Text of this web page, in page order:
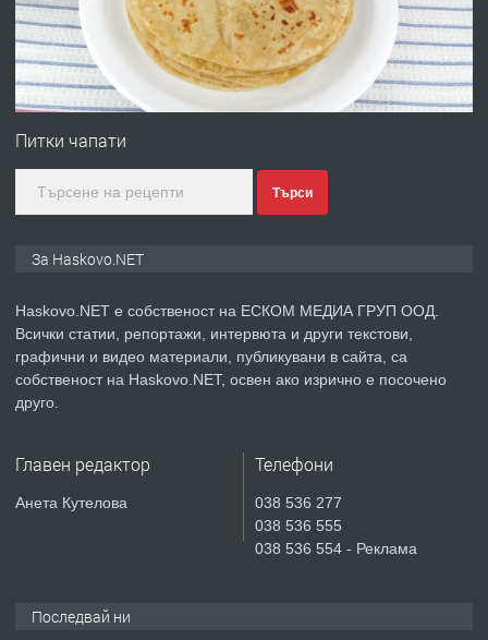
преди 3 дни
ПРЕДЛАГА
№4120 Магазин/Офис под наем в кв.
преди 4 дни
ПРЕДЛАГА
Продавам парцел в гр. Хасково кв.
СГЛОБЯВАНЕ НА МЕБЕЛИ.
Питки чапати
Търси
За Haskovo.NET
Haskovo.NET е собственост на ЕСКОМ МЕДИА ГРУП ООД.
Всички статии, репортажи, интервюта и други текстови,
графични и видео материали, публикувани в сайта, са
собственост на Haskovo.NET, освен ако изрично е посочено
друго.
Главен редактор
Анета Кутелова
Телефони
038 536 277
038 536 555
038 536 554 - Реклама
Последвай ни